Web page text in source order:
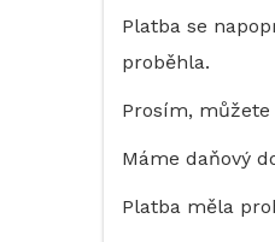
Platba se
proběhla.
Prosím,
Máme daňový
Platba měla